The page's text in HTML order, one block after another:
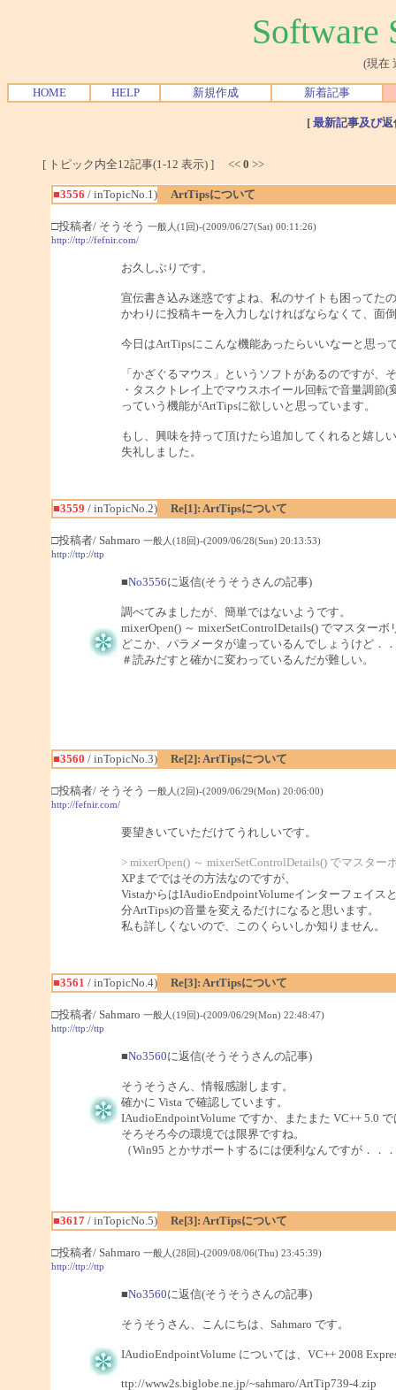
Software
(現在
HOME HELP 新規作成 新着記事
[ 最新記事及び
[ トピック内全12記事(1-12 表示) ] << 0 >>
■3556 / inTopicNo.1) ArtTipsについて
□投稿者/ そうそう 一般人(1回)-(2009/06/27(Sat) 00:11:26)
http://ttp://fefnir.com/
お久しぶりです。
宣伝書き込み迷惑ですよね、私のサイトも困ってた
かわりに投稿キーを入力しなければならなくて、面
今日はArtTipsにこんな機能あったらいいなーと思っ
「かざぐるマウス」というソフトがあるのですが、
・タスクトレイ上でマウスホイール回転で音量調節
っていう機能がArtTipsに欲しいと思っています。
もし、興味を持って頂けたら追加してくれると嬉し
失礼しました。
■3559 / inTopicNo.2) Re[1]: ArtTipsについて
□投稿者/ Sahmaro 一般人(18回)-(2009/06/28(Sun) 20:13:53)
http://ttp://ttp
■No3556に返信(そうそうさんの記事)
調べてみましたが、簡単ではないようです。
mixerOpen() ～ mixerSetControlDetails() でマスター
どこか、パラメータが違っているんでしょうけど．
＃読みだすと確かに変わっているんだが難しい。
■3560 / inTopicNo.3) Re[2]: ArtTipsについて
□投稿者/ そうそう 一般人(2回)-(2009/06/29(Mon) 20:06:00)
http://fefnir.com/
要望きいていただけてうれしいです。
> mixerOpen() ～ mixerSetControlDetails() でマスタ
XPまでではその方法なのですが、
VistaからはIAudioEndpointVolumeインターフェイス
分ArtTips)の音量を変えるだけになると思います。
私も詳しくないので、このくらいしか知りません。
■3561 / inTopicNo.4) Re[3]: ArtTipsについて
□投稿者/ Sahmaro 一般人(19回)-(2009/06/29(Mon) 22:48:47)
http://ttp://ttp
■No3560に返信(そうそうさんの記事)
そうそうさん、情報感謝します。
確かに Vista で確認しています。
IAudioEndpointVolume ですか、またまた VC++ 5.0
そろそろ今の環境では限界ですね。
（Win95 とかサポートするには便利なんですが．．
■3617/ inTopicNo.5) Re[3]: ArtTipsについて
□投稿者/ Sahmaro 一般人(28回)-(2009/08/06(Thu) 23:45:39)
http://ttp://ttp
■No3560に返信(そうそうさんの記事)
そうそうさん、こんにちは、Sahmaro です。
IAudioEndpointVolume については、VC++ 2008
ttp://www2s.biglobe.ne.jp/~sahmaro/ArtTip739-4.zip